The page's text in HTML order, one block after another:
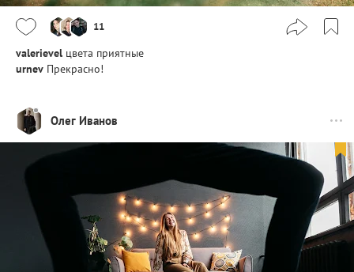
11
valerievel цвета приятные
urnev Прекрасно!
Олег Иванов